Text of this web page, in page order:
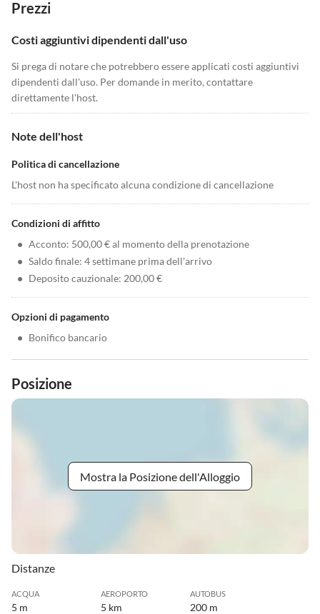
Prezzi
Costi aggiuntivi dipendenti dall'uso
Si prega di notare che potrebbero essere applicati costi aggiuntivi
dipendenti dall'uso. Per domande in merito, contattare
direttamente l'host.
Note dell'host
Politica di cancellazione
L'host non ha specificato alcuna condizione di cancellazione
Condizioni di affitto
• Acconto: 500,00 € al momento della prenotazione
• Saldo finale: 4 settimane prima dell'arrivo
• Deposito cauzionale: 200,00 €
Opzioni di pagamento
• Bonifico bancario
Posizione
Mostra la Posizione dell'Alloggio
Distanze
ACQUA
5 m
AEROPORTO
5 km
AUTOBUS
200 m